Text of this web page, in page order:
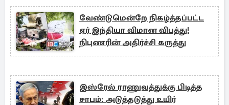
வேண்டுமென்றே நிகழ்த்தப்பட்ட
ஏர் இந்தியா விமான விபத்து!
நிபுணரின் அதிர்ச்சி கருத்து
இஸ்ரேல் ராணுவத்துக்கு பிடித்த
சாபம்: அடுத்தடுத்து உயிர்